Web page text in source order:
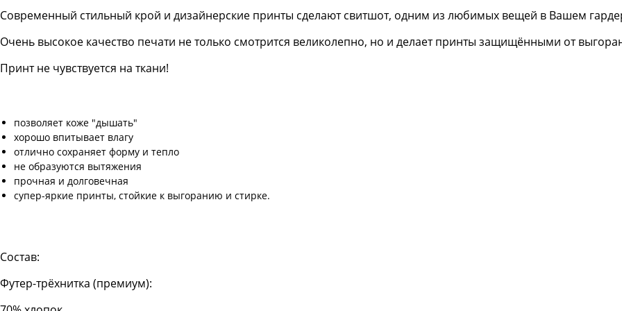
Современный стильный крой и дизайнерские принты сделают свитшот, одним из любимых вещей в Вашем
Очень высокое качество печати не только смотрится великолепно, но и делает принты защищёнными от
Принт не чувствуется на ткани!
позволяет коже "дышать"
хорошо впитывает влагу
отлично сохраняет форму и тепло
не образуются вытяжения
прочная и долговечная
супер-яркие принты, стойкие к выгоранию и стирке.
Состав:
Футер-трёхнитка (премиум):